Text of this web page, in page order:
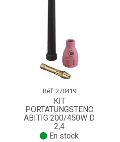
Réf. 270419
KIT
PORTATUNGSTENO
ABITIG 200/450W D
2,4
En stock